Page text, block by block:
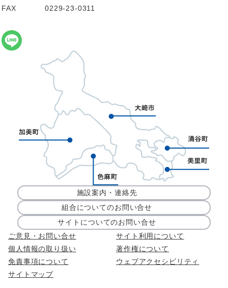
FAX
0229-23-0311
施設案内・連絡先
組合についてのお問い合せ
サイトについてのお問い合せ
ご意見・お問い合せ
サイト利用について
個人情報の取り扱い
著作権について
免責事項について
ウェブアクセシビリティ
サイトマップ